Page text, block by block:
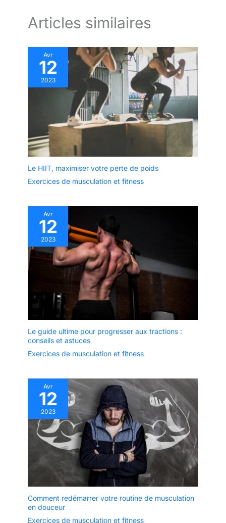
Articles similaires
Avr
12
2023
Le HIIT, maximiser votre perte de poids
Exercices de musculation et fitness
Avr
12
2023
Le guide ultime pour progresser aux tractions :
conseils et astuces
Exercices de musculation et fitness
Avr
12
2023
Comment redémarrer votre routine de musculation
en douceur
Exercices de musculation et fitness